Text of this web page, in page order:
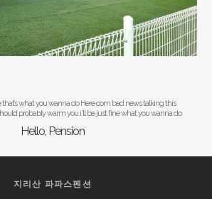
that’s what you wanna do Here com bad news talking this
probably warm you i’ll be just fine what you wanna do
Hello, Pension
지리산 파파스펜션